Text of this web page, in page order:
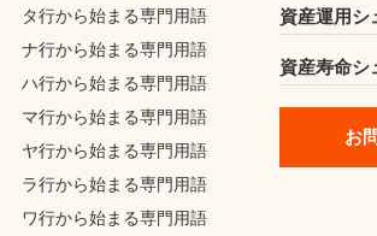
タ行から始まる専門用語
ナ行から始まる専門用語
ハ行から始まる専門用語
マ行から始まる専門用語
ヤ行から始まる専門用語
ラ行から始まる専門用語
ワ行から始まる専門用語
資産運用シ
資産寿命シ
お